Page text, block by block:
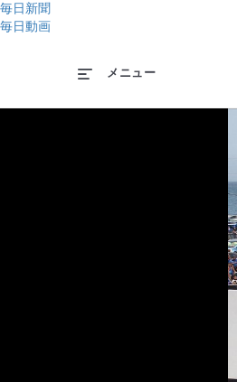
毎日新聞
毎日動画
メニュー